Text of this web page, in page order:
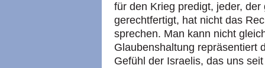
für den Krieg predigt, jeder,
gerechtfertigt, hat nicht das
sprechen. Man kann nicht
Glaubenshaltung repräsentiert
Gefühl der Israelis, das uns